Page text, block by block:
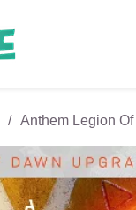
Anthem Legion